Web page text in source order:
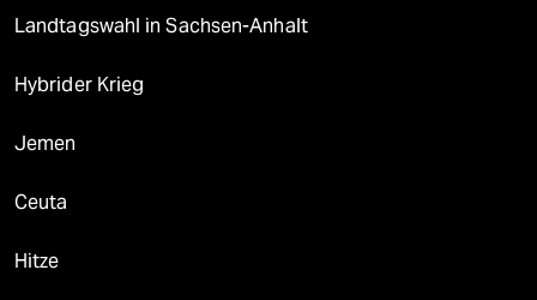
Landtagswahl in Sachsen-Anhalt
Hybrider Krieg
Jemen
Ceuta
Hitze